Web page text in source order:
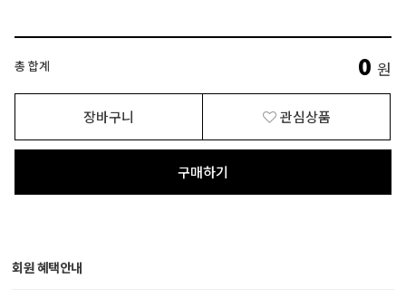
총 합계 0 원
장바구니 관심상품
구매하기
회원 혜택안내